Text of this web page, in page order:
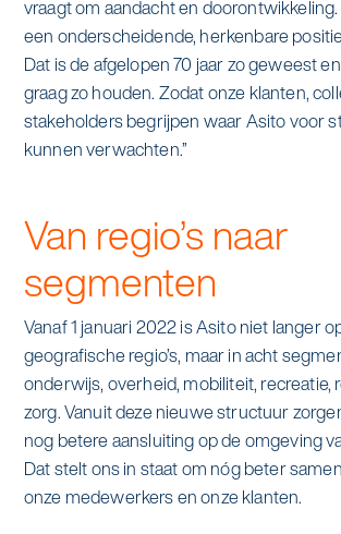
Mens & Asito
Werken bij Asito
Zoeken
Offerte aanvragen
vraagt om aandacht en
een onderscheidende, herkenbare
Dat is de afgelopen 70 jaar zo geweest
graag zo houden. Zodat onze klanten,
stakeholders begrijpen waar Asito voor
kunnen verwachten.”
Van regio’s naar
segmenten
Vanaf 1 januari 2022 is Asito niet langer
geografische regio’s, maar in acht
onderwijs, overheid, mobiliteit, recreatie,
zorg. Vanuit deze nieuwe structuur
nog betere aansluiting op de omgeving
Dat stelt ons in staat om nóg beter
onze medewerkers en onze klanten.